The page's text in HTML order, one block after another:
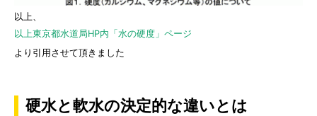
以上、
以上東京都水道局HP内「水の硬度」ページ
より引用させて頂きました
硬水と軟水の決定的な違いとは